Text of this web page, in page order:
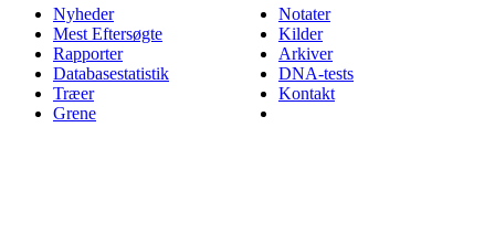
Nyheder
Mest Eftersøgte
Rapporter
Databasestatistik
Træer
Grene
Notater
Kilder
Arkiver
DNA-tests
Kontakt